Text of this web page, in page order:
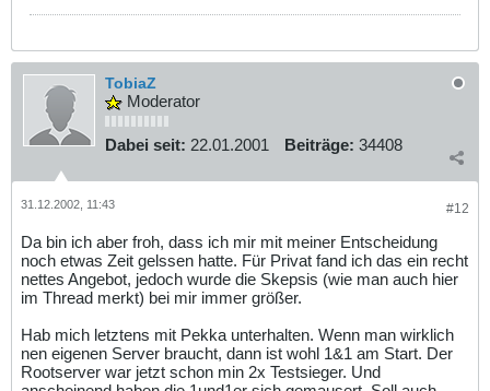
TobiaZ
Moderator
Dabei seit: 22.01.2001 Beiträge: 34408
#12
31.12.2002, 11:43
Da bin ich aber froh, dass ich mir mit meiner Entscheidung
noch etwas Zeit gelssen hatte. Für Privat fand ich das ein recht
nettes Angebot, jedoch wurde die Skepsis (wie man auch hier
im Thread merkt) bei mir immer größer.
Hab mich letztens mit Pekka unterhalten. Wenn man wirklich
nen eigenen Server braucht, dann ist wohl 1&1 am Start. Der
Rootserver war jetzt schon min 2x Testsieger. Und